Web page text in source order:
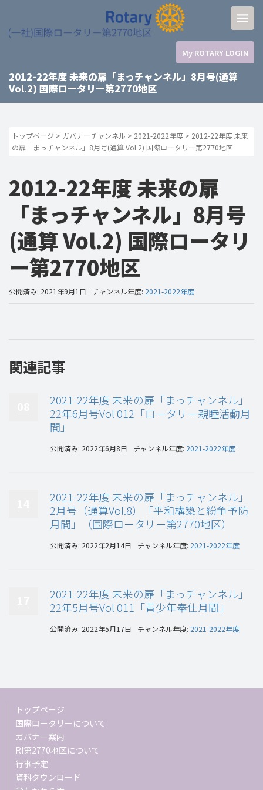
My ROTARY LOGIN
2012-22年度 未来の扉「まっチャンネル」8月号(通算
Vol.2) 国際ロータリー第2770地区
トップページ > ガバナーチャンネル > 2021-2022年度 > 2012-22年度 未来
の扉「まっチャンネル」8月号(通算 Vol.2) 国際ロータリー第2770地区
2012-22年度 未来の扉
「まっチャンネル」8月号
(通算 Vol.2) 国際ロータリ
ー第2770地区
公開済み: 2021年9月1日 チャンネル年度: 2021-2022年度
関連記事
2021-22年度 未来の扉「まっチャンネル」
22年6月号Vol 012「ロータリー親睦活動月
間」
公開済み: 2022年6月8日 チャンネル年度: 2021-2022年度
2021-22年度 未来の扉「まっチャンネル」
2月号（通算Vol.8）「平和構築と紛争予防
月間」（国際ロータリー第2770地区）
公開済み: 2022年2月14日 チャンネル年度: 2021-2022年度
2021-22年度 未来の扉「まっチャンネル」
22年5月号Vol 011「青少年奉仕月間」
公開済み: 2022年5月17日 チャンネル年度: 2021-2022年度
トップページ
国際ロータリーについて
ガバナー案内
RI第2770地区について
行事予定
資料ダウンロード